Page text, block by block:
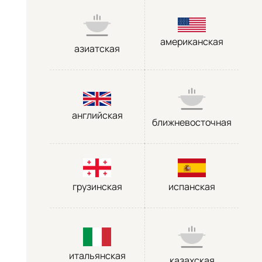
азиатская
американская
английская
ближневосточная
грузинская испанская
итальянская